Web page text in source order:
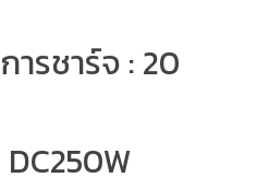
ารชาร์จ : 20